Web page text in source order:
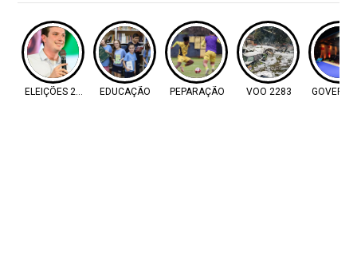
ELEIÇÕES 2026 EDUCAÇÃO PEPARAÇÃO VOO 2283